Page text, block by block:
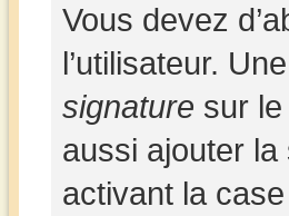
Vous devez
l’utilisateur.
signature sur
aussi ajouter
activant la